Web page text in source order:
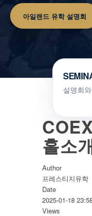
아일랜드 유학 설명회
설명회
홀소
Author
프레스티지유학
Date
2025-01-18
Views